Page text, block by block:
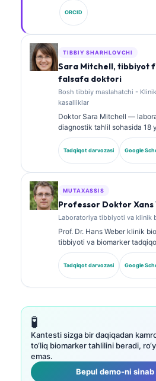
xususiy neyron tarmoqning
klinik nazoratni ta’minlaydi.
talqini va laboratoriya
qilgan.
ORCID
TIBBIY SHARHLOVCHI
Sara Mitchell, tibbiyot
falsafa doktori
Bosh tibbiy maslahatchi -
kasalliklar
Doktor Sara Mitchell —
diagnostik tahlil sohasida 18
ega, kengash tomonidan
U klinik biokimyo bo‘yicha
sertifikatlarga ega va klinik
Tadqiqot darvozasi Google
MUTAXASSIS
Professor Doktor Xans
Laboratoriya tibbiyoti va klinik
Prof. Dr. Hans Weber klinik
tibbiyoti va biomarker
tajribaga ega. Germaniya
sobiq prezidenti bo‘lib, u
biomarkerlarni
Tadqiqot darvozasi Google
🧪
Kantesti sizga bir daqiqadan
to‘liq biomarker tahlilini beradi,
emas.
Bepul demo-ni sinab